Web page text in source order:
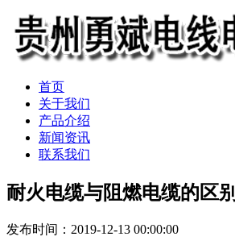
首页
关于我们
产品介绍
新闻资讯
联系我们
耐火电缆与阻燃电缆的区别
发布时间：2019-12-13 00:00:00